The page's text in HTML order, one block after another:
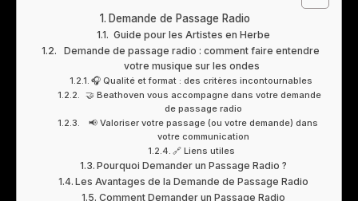
Demande de Passage Radio
Guide pour les Artistes en Herbe
Demande de passage radio : comment faire entendre
votre musique sur les ondes
🎧 Qualité et format : des critères incontournables
🤝 Beathoven vous accompagne dans votre demande
de passage radio
📢 Valoriser votre passage (ou votre demande) dans
votre communication
🔗 Liens utiles
Pourquoi Demander un Passage Radio ?
Les Avantages de la Demande de Passage Radio
Comment Demander un Passage Radio